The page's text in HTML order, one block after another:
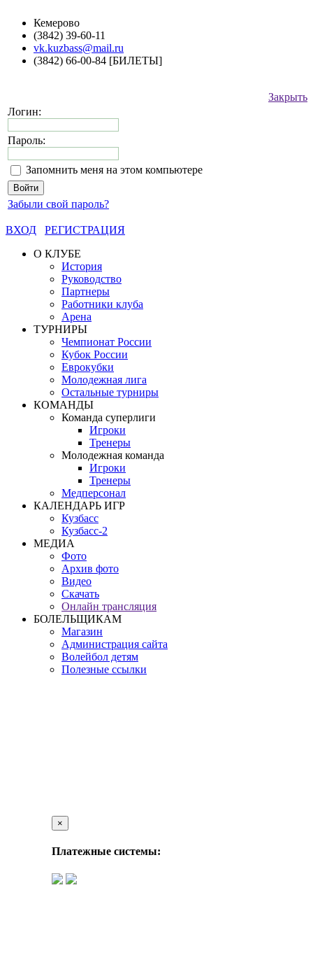
Кемерово
(3842) 39-60-11
vk.kuzbass@mail.ru
(3842) 66-00-84 [БИЛЕТЫ]
Закрыть
Логин:
Пароль:
Запомнить меня на этом компьютере
Забыли свой пароль?
ВХОД
РЕГИСТРАЦИЯ
О КЛУБЕ
История
Руководство
Партнеры
Работники клуба
Арена
ТУРНИРЫ
Чемпионат России
Кубок России
Еврокубки
Молодежная лига
Остальные турниры
КОМАНДЫ
Команда суперлиги
Игроки
Тренеры
Молодежная команда
Игроки
Тренеры
Медперсонал
КАЛЕНДАРЬ ИГР
Кузбасс
Кузбасс-2
МЕДИА
Фото
Архив фото
Видео
Скачать
Онлайн трансляция
БОЛЕЛЬЩИКАМ
Магазин
Администрация сайта
Волейбол детям
Полезные ссылки
×
Платежные системы: